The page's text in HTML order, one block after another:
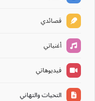
قصائدي
أغنياتي
فيديوهاتي
التحيات والتهاني